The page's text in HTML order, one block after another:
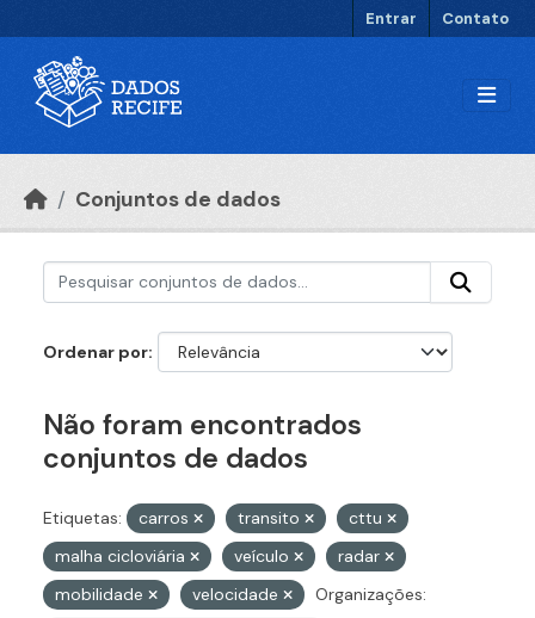
Entrar Contato
Conjuntos de dados
Ordenar por
Não foram encontrados
conjuntos de dados
Etiquetas: carros transito
cttu
malha cicloviária
veículo
radar
mobilidade
velocidade
Organizações: